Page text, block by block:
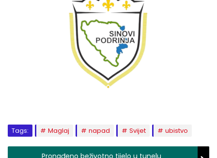
Tags: Maglaj napad Svijet ubistvo